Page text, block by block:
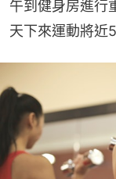
午到健身房進行
天下來運動將近